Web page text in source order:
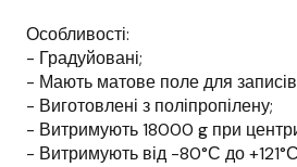
Особливості:
- Градуйовані;
- Мають матове поле для
- Виготовлені з поліпропілену;
- Витримують 18000 g при
- Витримують від -80°С до